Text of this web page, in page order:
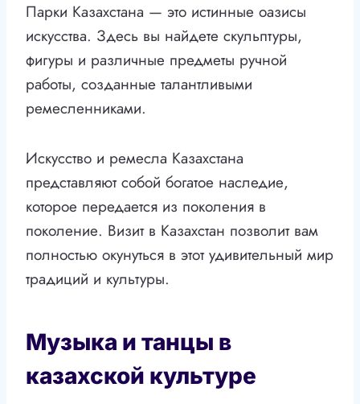
Парки Казахстана — это истинные оазисы
искусства. Здесь вы найдете скульптуры,
фигуры и различные предметы ручной
работы, созданные талантливыми
ремесленниками.
Искусство и ремесла Казахстана
представляют собой богатое наследие,
которое передается из поколения в
поколение. Визит в Казахстан позволит вам
полностью окунуться в этот удивительный мир
традиций и культуры.
Музыка и танцы в
казахской культуре